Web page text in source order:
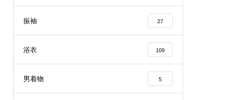
振袖 27
浴衣 109
男着物 5